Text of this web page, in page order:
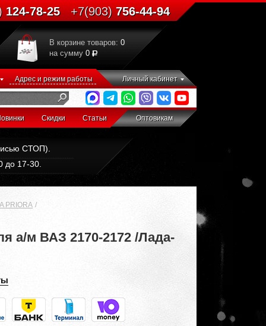
124-78-25 +7(903)756-44-94
В корзине товаров: 0
на сумму 0
Адрес и режим работы Личный кабинет
Скидки Статьи Оптовикам
СТОП).
до 17-30.
PRIORA
а/м ВАЗ 2170-2172 /Лада-